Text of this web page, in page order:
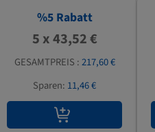
%5Rabatt
5 x 43,52 €
GESAMTPREIS :217,60 €
Sparen: 11,46 €